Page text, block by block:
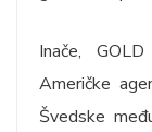
Inače,
Američke
Švedske